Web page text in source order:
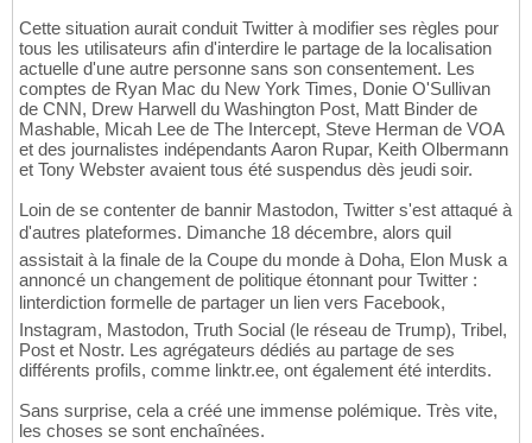
Cette situation aurait conduit Twitter à modifier ses règles pour
tous les utilisateurs afin d'interdire le partage de la localisation
actuelle d'une autre personne sans son consentement. Les
comptes de Ryan Mac du New York Times, Donie O'Sullivan
de CNN, Drew Harwell du Washington Post, Matt Binder de
Mashable, Micah Lee de The Intercept, Steve Herman de VOA
et des journalistes indépendants Aaron Rupar, Keith Olbermann
et Tony Webster avaient tous été suspendus dès jeudi soir.
Loin de se contenter de bannir Mastodon, Twitter s'est attaqué à
d'autres plateformes. Dimanche 18 décembre, alors quil
assistait à la finale de la Coupe du monde à Doha, Elon Musk a
annoncé un changement de politique étonnant pour Twitter :
linterdiction formelle de partager un lien vers Facebook,
Instagram, Mastodon, Truth Social (le réseau de Trump), Tribel,
Post et Nostr. Les agrégateurs dédiés au partage de ses
différents profils, comme linktr.ee, ont également été interdits.
Sans surprise, cela a créé une immense polémique. Très vite,
les choses se sont enchaînées.